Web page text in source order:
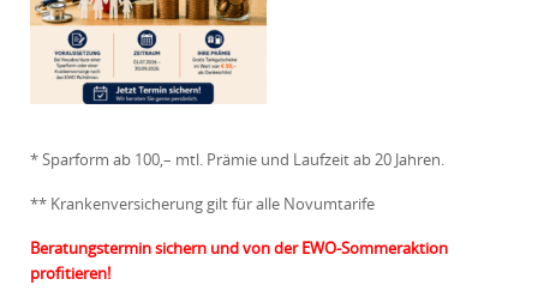
* Sparform ab 100,– mtl. Prämie und Laufzeit ab 20 Jahren.
** Krankenversicherung gilt für alle Novumtarife
Beratungstermin sichern und von der EWO-Sommeraktion
profitieren!